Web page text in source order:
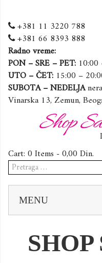
+381 11 3220 788
+381 66 8393 888
Radno vreme:
PON – SRE – PET:
UTO – ČET: 15:00 –
SUBOTA – NEDELJA
Vinarska 13, Zemun,
Shop
Cart: 0 Items -0,00 Din.
Pretraga
za:
MENU